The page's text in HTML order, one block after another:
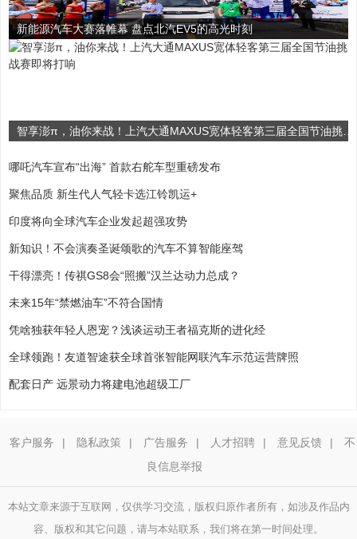
新能源汽车大赛落帷幕 盘点北汽EV5的高光时刻
哪吒汽车宣布“出海” 首款右舵车型重磅发布
聚焦品质 新生代人气轻卡选江铃凯运+
印度将向全球汽车企业发起超强攻势
新知识！不会演奏圣诞颂歌的汽车不算智能座驾
干得漂亮！传祺GS8会“照搬”汉兰达动力总成？
未来15年“禁燃油车”不符合国情
凭啥独获年轻人恩宠？浅谈运动王者福克斯的进化经
全球领跑！友道智途获全球首张智能网联汽车示范运营牌照
配套日产 远景动力将建电池超级工厂
客户服务 | 隐私政策 | 广告服务 | 人才招聘 | 意见反馈 |
不
良信息举报
本站文章来源于互联网，仅供学习交流，版权归原作者所有，如涉及作品内
容、版权和其它问题，请与本站联系，我们将在第一时间处理。